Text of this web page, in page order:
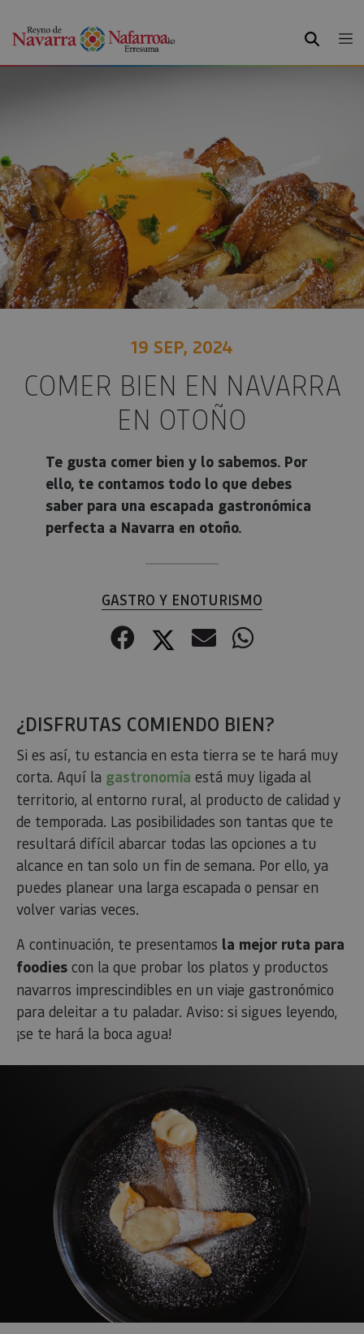
BUSCAR
19 SEP, 2024
COMER BIEN EN NAVARRA
EN OTOÑO
Te gusta comer bien y lo sabemos. Por
ello, te contamos todo lo que debes
saber para una escapada gastronómica
perfecta a Navarra en otoño.
GASTRO Y ENOTURISMO
Facebook
Twitter
CorreoWhatsApp
¿DISFRUTAS COMIENDO BIEN?
Si es así, tu estancia en esta tierra se te hará muy
corta. Aquí la gastronomía está muy ligada al
territorio, al entorno rural, al producto de calidad y
de temporada. Las posibilidades son tantas que te
resultará difícil abarcar todas las opciones a tu
alcance en tan solo un fin de semana. Por ello, ya
puedes planear una larga escapada o pensar en
volver varias veces.
A continuación, te presentamos la mejor ruta para
foodies con la que probar los platos y productos
navarros imprescindibles en un viaje gastronómico
para deleitar a tu paladar. Aviso: si sigues leyendo,
¡se te hará la boca agua!